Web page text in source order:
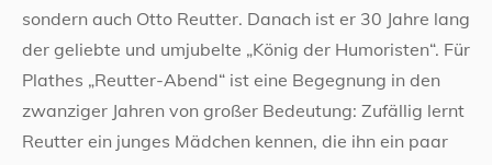
sondern auch Otto Reutter. Danach ist er 30 Jahre lang
der geliebte und umjubelte „König der Humoristen“. Für
Plathes „Reutter-Abend“ ist eine Begegnung in den
zwanziger Jahren von großer Bedeutung: Zufällig lernt
Reutter ein junges Mädchen kennen, die ihn ein paar